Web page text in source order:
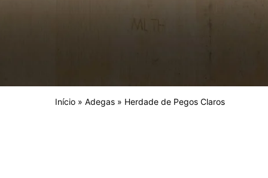
Início » Adegas » Herdade de Pegos Claros